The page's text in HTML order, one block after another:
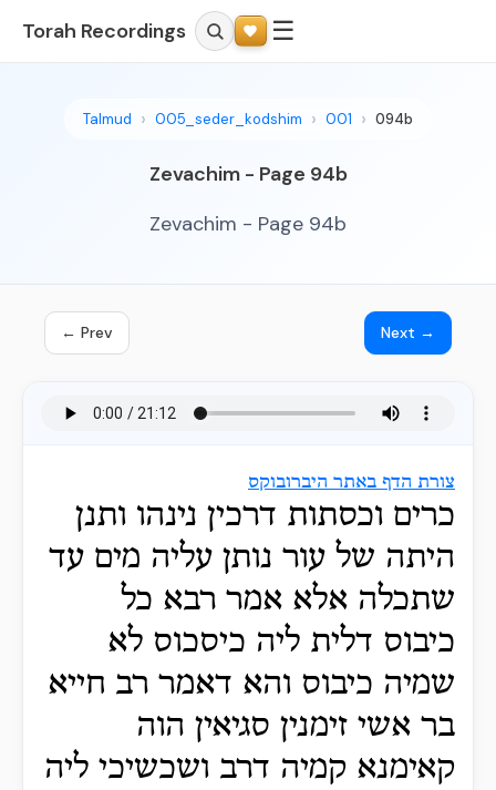
Torah Recordings ☰
Talmud 005_seder_kodshim 001 094b
Zevachim - Page 94b
Zevachim - Page 94b
← Prev Next →
צורת הדף באתר היברובוקס
כרים וכסתות דרכין נינהו ותנן
היתה של עור נותן עליה מים עד
שתכלה אלא אמר רבא כל
כיבוס דלית ליה כיסכוס לא
שמיה כיבוס והא דאמר רב חייא
בר אשי זימנין סגיאין הוה
קאימנא קמיה דרב ושכשיכי ליה